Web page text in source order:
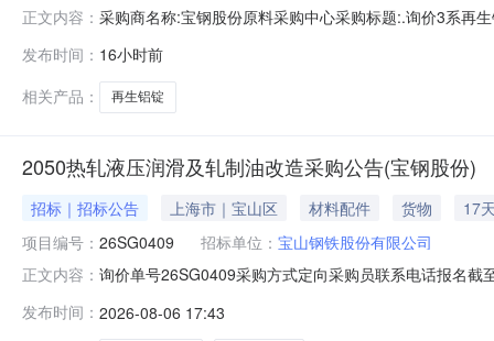
正文内容： 采购商名称:宝钢股份原料采购中心采购标题:.询价3系再
发布时间： 16小时前
相关产品：
再生铝锭
2050热轧液压润滑及轧制油改造采购公告(宝钢股份)
招标｜招标公告 上海市｜宝山区 材料配件 货物
17
项目编号： 26SG0409 招标单位： 宝山钢铁股份有限公司
正文内容： 询价单号26SG0409采购方式定向采购员联系电话报名
支撑辊平衡液压阀台；改造2#和3#卷取机共6套助卷辊
发布时间： 2026-08-06 17:43